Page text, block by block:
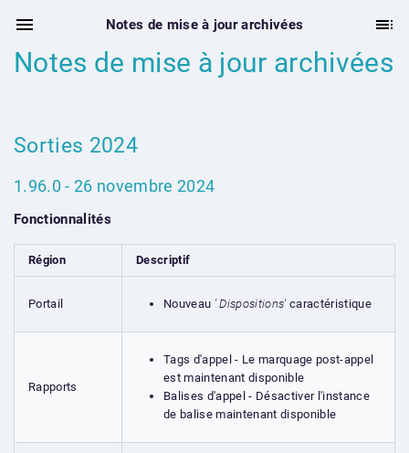
Notes de mise à jour archivées
Notes de mise à jour archivées
Sorties 2024
1.96.0 - 26 novembre 2024
Fonctionnalités
Région Descriptif
Portail Nouveau ' Dispositions'caractéristique
Rapports
Tags d'appel - Le marquage post-appel
est maintenant disponible
Balises d'appel - Désactiver l'instance
de balise maintenant disponible